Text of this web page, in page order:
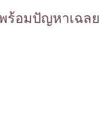
ร้อมปัญหาเฉลย